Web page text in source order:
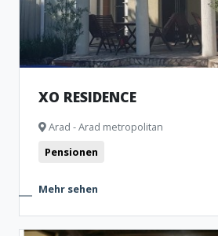
XO RESIDENCE
Arad - Arad metropolitan
Pensionen
Mehr sehen